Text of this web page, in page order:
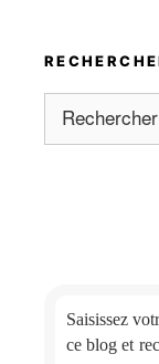
Rechercher :
Saisissez
ce blog et